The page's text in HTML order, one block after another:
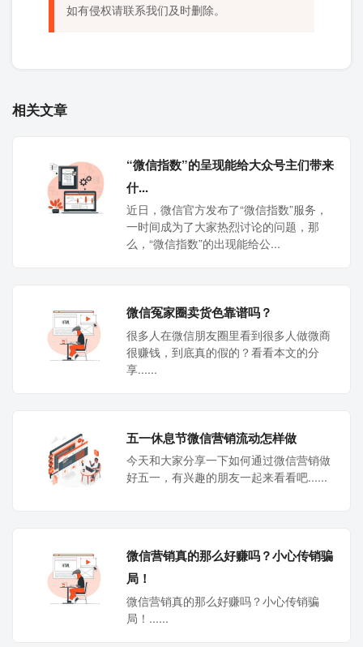
如有侵权请联系我们及时删除。
相关文章
“微信指数”的呈现能给大众号主们带来
什...
近日，微信官方发布了“微信指数”服务，
一时间成为了大家热烈讨论的问题，那
么，“微信指数”的出现能给公...
微信冤家圈卖货色靠谱吗？
很多人在微信朋友圈里看到很多人做微商
很赚钱，到底真的假的？看看本文的分
享......
五一休息节微信营销流动怎样做
今天和大家分享一下如何通过微信营销做
好五一，有兴趣的朋友一起来看看吧......
微信营销真的那么好赚吗？小心传销骗
局！
微信营销真的那么好赚吗？小心传销骗
局！......